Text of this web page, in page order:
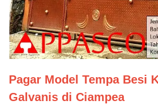
Pagar Model Tempa Besi
Galvanis di Ciampea